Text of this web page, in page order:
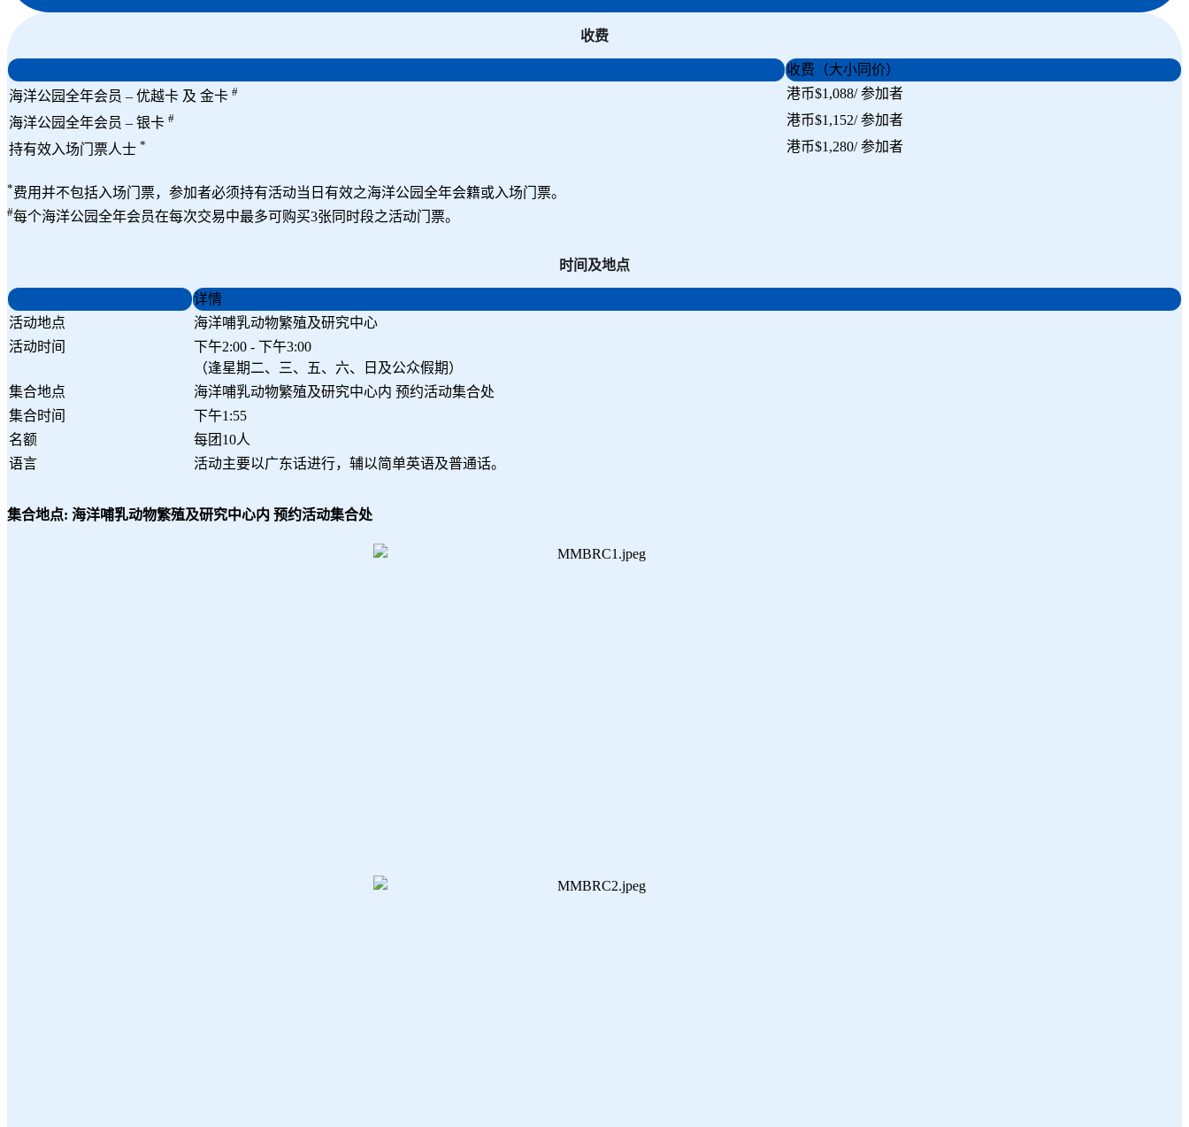
收费
收费（大小同价）
海洋公园全年会员 – 优越卡 及 金卡 #
港币$1,088/ 参加者
海洋公园全年会员 – 银卡 #
港币$1,152/ 参加者
持有效入场门票人士 * 港币$1,280/ 参加者
*费用并不包括入场门票，参加者必须持有活动当日有效之海洋公园全年会籍或入场门票。
#每个海洋公园全年会员在每次交易中最多可购买3张同时段之活动门票。
时间及地点
详情
活动地点
海洋哺乳动物繁殖及研究中心
活动时间
下午2:00 - 下午3:00
（逢星期二、三、五、六、日及公众假期）
集合地点
海洋哺乳动物繁殖及研究中心内 预约活动集合处
集合时间
下午1:55
名额
每团10人
语言
活动主要以广东话进行，辅以简单英语及普通话。
集合地点: 海洋哺乳动物繁殖及研究中心内 预约活动集合处